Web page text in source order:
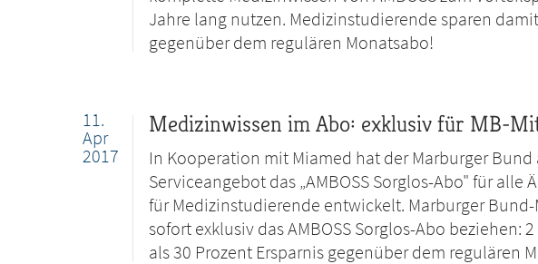
Jahre lang nutzen. Medizinstudierende sparen
gegenüber dem regulären Monatsabo!
11.
Apr
2017
Medizinwissen im Abo: exklusiv für MB-
In Kooperation mit Miamed hat der Marburger Bund
Serviceangebot das „AMBOSS Sorglos-Abo" für alle
für Medizinstudierende entwickelt. Marburger
sofort exklusiv das AMBOSS Sorglos-Abo beziehen:
als 30 Prozent Ersparnis gegenüber dem regulären